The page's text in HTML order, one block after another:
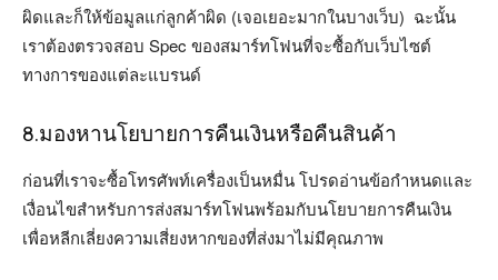
ผิดและก็ให้ข้อมูลแก่ลูกค้าผิด (เจอเยอะมากในบางเว็บ) ฉะนั้น
เราต้องตรวจสอบ Spec ของสมาร์ทโฟนที่จะซื้อกับเว็บไซต์
ทางการของแต่ละแบรนด์
8.มองหานโยบายการคืนเงินหรือคืนสินค้า
ก่อนที่เราจะซื้อโทรศัพท์เครื่องเป็นหมื่น โปรดอ่านข้อกำหนดและ
เงื่อนไขสำหรับการส่งสมาร์ทโฟนพร้อมกับนโยบายการคืนเงิน
เพื่อหลีกเลี่ยงความเสี่ยงหากของที่ส่งมาไม่มีคุณภาพ